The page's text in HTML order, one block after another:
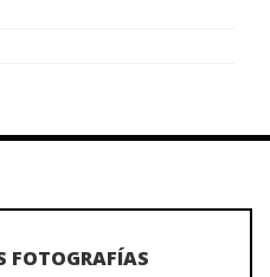
FOTOGRAFÍAS